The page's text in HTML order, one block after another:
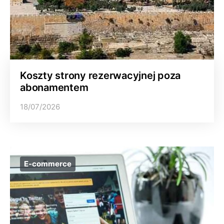
Koszty strony rezerwacyjnej poza
abonamentem
18/07/2026
E-commerce